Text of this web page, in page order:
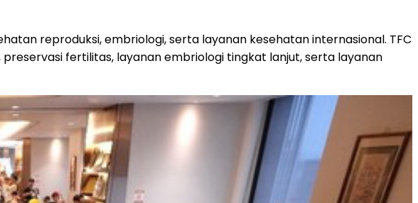
reproduksi, embriologi, serta layanan kesehatan internasional. TFC
fertilitas, layanan embriologi tingkat lanjut, serta layanan